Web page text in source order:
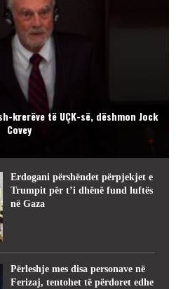
krerëve të UÇK-së, dëshmon Jock
Covey
Erdogani përshëndet përpjekjet e
Trumpit për t’i dhënë fund luftës
në Gaza
Përleshje mes disa personave në
Ferizaj, tentohet të përdoret edhe